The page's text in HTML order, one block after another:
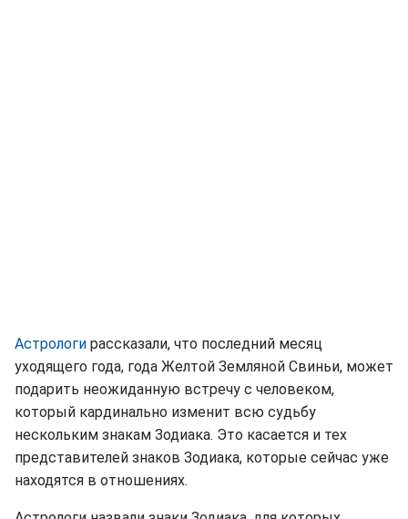
Астрологи рассказали, что последний месяц
уходящего года, года Желтой Земляной Свиньи, может
подарить неожиданную встречу с человеком,
который кардинально изменит всю судьбу
нескольким знакам Зодиака. Это касается и тех
представителей знаков Зодиака, которые сейчас уже
находятся в отношениях.